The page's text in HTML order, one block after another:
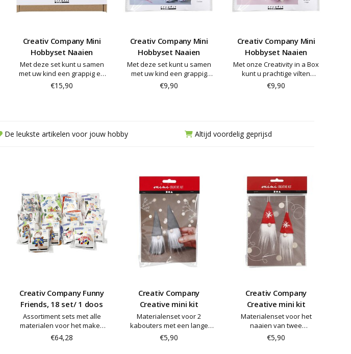
Creativ Company Mini
Hobbyset Naaien
Met deze set kunt u samen
met uw kind een grappig en
eigenzinnig monster naaien.
De set bevat alle materialen
€15,90
Creativ Company Mini
Hobbyset Naaien
Met deze set kunt u samen
met uw kind een grappig
monstertje naaien. De set
bevat alle materialen en
€9,90
Creativ Company Mini
Hobbyset Naaien
Met onze Creativity in a Box
kunt u prachtige vilten
paaseieren naaien die u
versiert met kralen en zijden
€9,90
De leukste artikelen voor jouw hobby Altijd voordelig geprijsd
Creativ Company Funny
Friends, 18 set/ 1 doos
Assortiment sets met alle
materialen voor het maken
van grappig figuren van vilt.
Het voorgestanste vilt heeft
€64,28
Creativ Company
Creative mini kit
Materialenset voor 2
kabouters met een lange
baard en een muts gemaakt
van fluweel
€5,90
Creativ Company
Creative mini kit
Materialenset voor het
naaien van twee
Scandinavische kabouters
met lange baarden en
€5,90